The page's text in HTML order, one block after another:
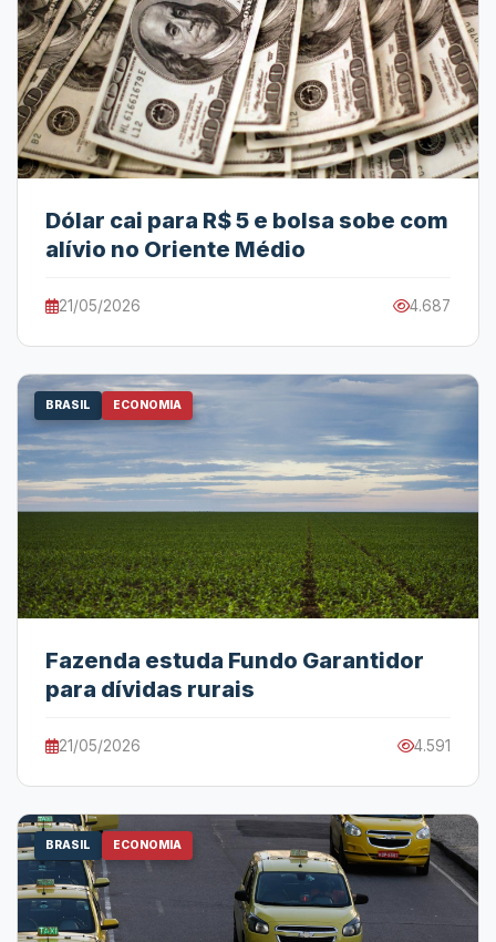
Dólar cai para R$ 5 e bolsa sobe com
alívio no Oriente Médio
21/05/2026 4.687
BRASIL ECONOMIA
Fazenda estuda Fundo Garantidor
para dívidas rurais
21/05/2026 4.591
BRASIL ECONOMIA